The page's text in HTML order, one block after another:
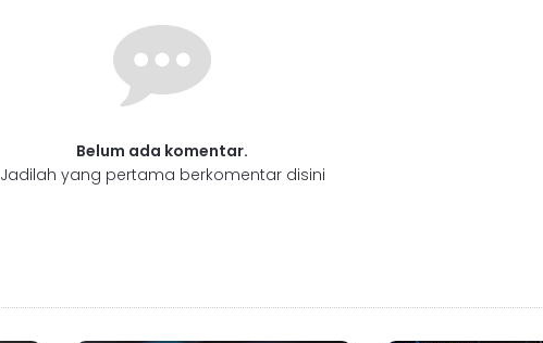
Belum ada komentar.
Jadilah yang pertama berkomentar disini